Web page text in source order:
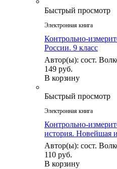
Быстрый просмотр
Электронная книга
Контрольно-
России. 9 класс
Автор(ы): сост.
149 руб.
В корзину
Быстрый просмотр
Электронная книга
Контрольно-
история. Новейшая
Автор(ы): сост.
110 руб.
В корзину